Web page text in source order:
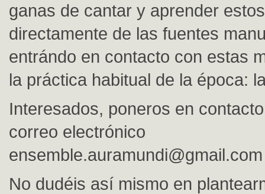
ganas de cantar y aprender
directamente de las fuentes
entrándo en contacto con estas
la práctica habitual de la época:
Interesados, poneros en
correo electrónico
ensemble.auramundi@gmail.com
No dudéis así mismo en